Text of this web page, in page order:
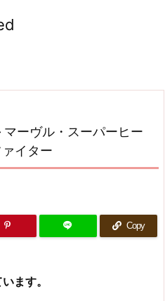
ーヴル・スーパーヒー
イター
Copy
ます。